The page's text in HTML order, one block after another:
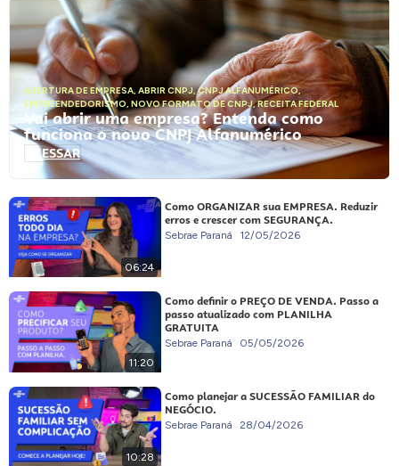
ABERTURA DE EMPRESA, ABRIR CNPJ,CNPJ ALFANUMÉRICO,
EMPREENDEDORISMO, NOVO FORMATO DE CNPJ,RECEITA FEDERAL
Vai abrir uma empresa? Entenda como
funciona o novo CNPJ Alfanumérico
ACESSAR
06:24
Como ORGANIZAR sua EMPRESA. Reduzir
erros e crescer com SEGURANÇA.
Sebrae Paraná 12/05/2026
11:20
Como definir o PREÇO DE VENDA. Passo a
passo atualizado com PLANILHA
GRATUITA
Sebrae Paraná 05/05/2026
10:28
Como planejar a SUCESSÃO FAMILIAR do
NEGÓCIO.
Sebrae Paraná 28/04/2026